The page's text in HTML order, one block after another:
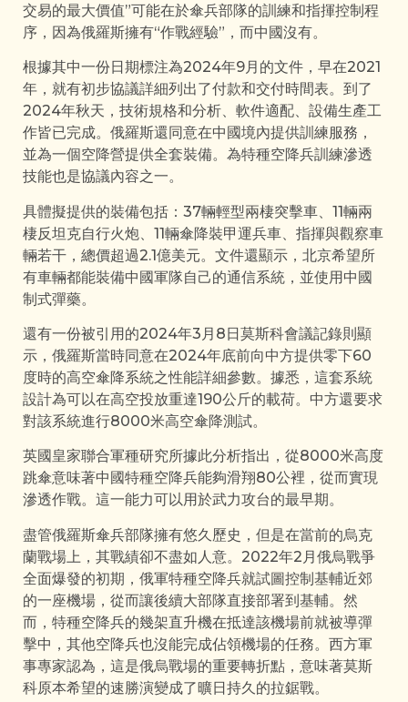
交易的最大價值”可能在於傘兵部隊的訓練和指揮控制程
序，因為俄羅斯擁有“作戰經驗”，而中國沒有。
根據其中一份日期標注為2024年9月的文件，早在2021
年，就有初步協議詳細列出了付款和交付時間表。到了
2024年秋天，技術規格和分析、軟件適配、設備生產工
作皆已完成。俄羅斯還同意在中國境內提供訓練服務，
並為一個空降營提供全套裝備。為特種空降兵訓練滲透
技能也是協議內容之一。
具體擬提供的裝備包括：37輛輕型兩棲突擊車、11輛兩
棲反坦克自行火炮、11輛傘降裝甲運兵車、指揮與觀察車
輛若干，總價超過2.1億美元。文件還顯示，北京希望所
有車輛都能裝備中國軍隊自己的通信系統，並使用中國
制式彈藥。
還有一份被引用的2024年3月8日莫斯科會議記錄則顯
示，俄羅斯當時同意在2024年底前向中方提供零下60
度時的高空傘降系統之性能詳細參數。據悉，這套系統
設計為可以在高空投放重達190公斤的載荷。中方還要求
對該系統進行8000米高空傘降測試。
英國皇家聯合軍種研究所據此分析指出，從8000米高度
跳傘意味著中國特種空降兵能夠滑翔80公裡，從而實現
滲透作戰。這一能力可以用於武力攻台的最早期。
盡管俄羅斯傘兵部隊擁有悠久歷史，但是在當前的烏克
蘭戰場上，其戰績卻不盡如人意。2022年2月俄烏戰爭
全面爆發的初期，俄軍特種空降兵就試圖控制基輔近郊
的一座機場，從而讓後續大部隊直接部署到基輔。然
而，特種空降兵的幾架直升機在抵達該機場前就被導彈
擊中，其他空降兵也沒能完成佔領機場的任務。西方軍
事專家認為，這是俄烏戰場的重要轉折點，意味著莫斯
科原本希望的速勝演變成了曠日持久的拉鋸戰。